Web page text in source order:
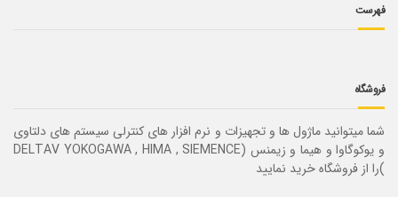
فهرست
فروشگاه
شما میتوانید ماژول ها و تجهیزات و نرم افزار های کنترلی سیستم های دلتاوی
و یوکوگاوا و هیما و زیمنس (DELTAV YOKOGAWA , HIMA , SIEMENCE
)را از فروشگاه خرید نمایید